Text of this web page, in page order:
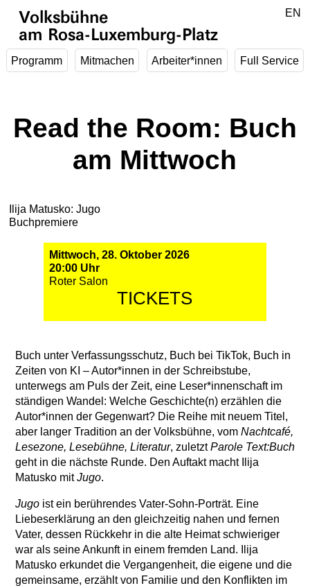
Volksbühne
am Rosa-Luxemburg-Platz
Programm Mitmachen Arbeiter*innen Full Service
DE
EN
Read the Room: Buch
am Mittwoch
Ilija Matusko: Jugo
Buchpremiere
Mittwoch, 28. Oktober 2026
20:00 Uhr
Roter Salon
TICKETS
Buch unter Verfassungsschutz, Buch bei TikTok, Buch in
Zeiten von KI – Autor*innen in der Schreibstube,
unterwegs am Puls der Zeit, eine Leser*innenschaft im
ständigen Wandel: Welche Geschichte(n) erzählen die
Autor*innen der Gegenwart? Die Reihe mit neuem Titel,
aber langer Tradition an der Volksbühne, vom Nachtcafé,
Lesezone, Lesebühne, Literatur, zuletztParole Text:Buch
geht in die nächste Runde. Den Auftakt macht Ilija
Matusko mitJugo.
Jugoist ein berührendes Vater-Sohn-Porträt. Eine
Liebeserklärung an den gleichzeitig nahen und fernen
Vater, dessen Rückkehr in die alte Heimat schwieriger
war als seine Ankunft in einem fremden Land. Ilija
Matusko erkundet die Vergangenheit, die eigene und die
gemeinsame, erzählt von Familie und den Konflikten im